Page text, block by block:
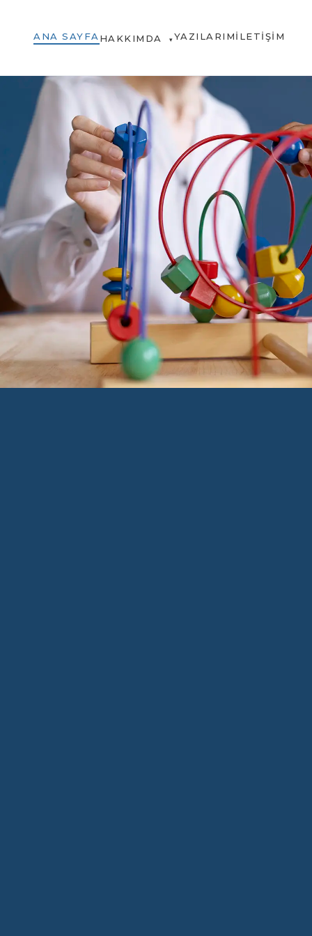
ANA SAYFA HAKKIMDA ▾YAZILARIMİLETIŞIM